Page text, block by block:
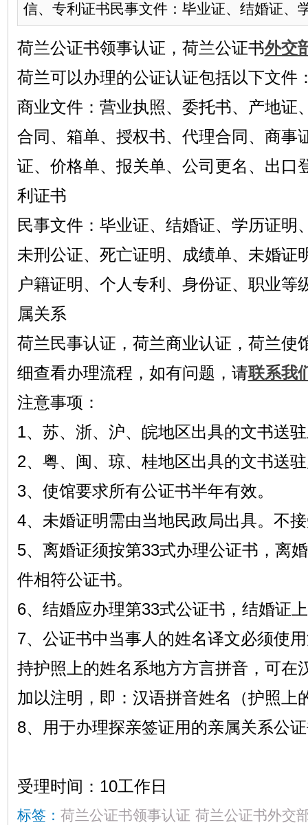
信、专利证书民事文件：毕业证、结婚证、
荷兰公证书领事认证，荷兰公证书外交
荷兰可以办理的公证认证包括以下文件
商业文件：营业执照、委托书、产地证
合同、箱单、授权书、代理合同、商事
证、价格单、报关单、公司更名、出口
利证书
民事文件：毕业证、结婚证、学历证明
未刑公证、死亡证明、成绩单、未婚证
户籍证明、个人专利、身份证、职业等
属关系
荷兰民事认证，荷兰商业认证，荷兰使
细查看办理流程，如有问题，请联系我
注意事项：
1、苏、浙、沪、皖地区出具的文书送
2、粤、闽、琼、桂地区出具的文书送
3、使馆要求所有公证书半年有效。
4、未婚证明需由当地民政局出具。不
5、离婚证须按第33式办理公证书，离
件相符公证书。
6、结婚应办理第33式公证书，结婚证
7、公证书中当事人的姓名译文必须使
持护照上的姓名系地方方言拼音，可在
加以注明，即：汉语拼音姓名（护照上
8、用于办理探亲签证用的亲属关系公
受理时间：10工作日
标签： 荷兰公证书领事认证 荷兰公证书外交